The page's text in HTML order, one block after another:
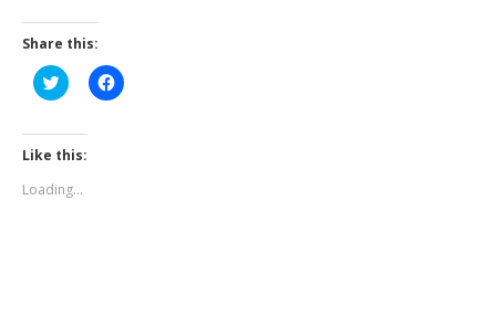
Share this:
Click
to
Twitter
(Opens
in
window)
Click
to
Like this:
Loading...